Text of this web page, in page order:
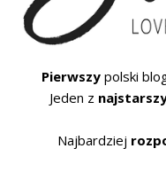
Pierwszy polski
Jeden z
Najbardziej